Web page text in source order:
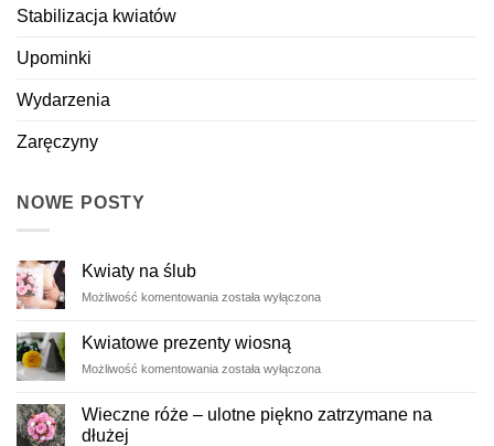
Stabilizacja kwiatów
Upominki
Wydarzenia
Zaręczyny
NOWE POSTY
Kwiaty na ślub
Możliwość komentowania Kwiaty
została wyłączona
Kwiatowe prezenty wiosną
Możliwość komentowania Kwiatowe
została wyłączona
Wieczne róże – ulotne piękno zatrzymane na
dłużej